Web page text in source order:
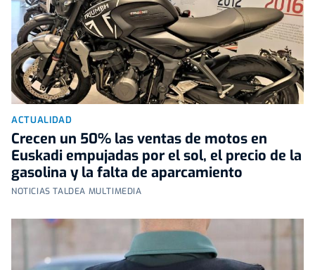
ACTUALIDAD
Crecen un 50% las ventas de motos en
Euskadi empujadas por el sol, el precio de la
gasolina y la falta de aparcamiento
NOTICIAS TALDEA MULTIMEDIA